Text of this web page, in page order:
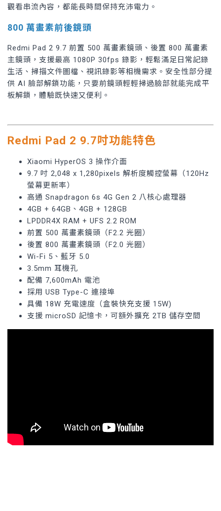
觀看串流內容，都能長時間保持充沛電力。
800 萬畫素前後鏡頭
Redmi Pad 2 9.7 前置 500 萬畫素鏡頭、後置 800 萬畫素
主鏡頭，支援最高 1080P 30fps 錄影，輕鬆滿足日常記錄
生活、掃描文件圖檔、視訊錄影等相機需求。安全性部分提
供 AI 臉部解鎖功能，只要前鏡頭輕輕掃過臉部就能完成平
板解鎖，體驗既快速又便利。
Redmi Pad 2 9.7吋功能特色
Xiaomi HyperOS 3 操作介面
9.7 吋 2,048 x 1,280pixels 解析度觸控螢幕（120Hz
螢幕更新率）
高通 Snapdragon 6s 4G Gen 2 八核心處理器
4GB + 64GB、4GB + 128GB
LPDDR4X RAM + UFS 2.2 ROM
前置 500 萬畫素鏡頭（F2.2 光圈）
後置 800 萬畫素鏡頭（F2.0 光圈）
Wi-Fi 5、藍牙 5.0
3.5mm 耳機孔
配備 7,600mAh 電池
採用 USB Type-C 連接埠
具備 18W 充電速度（盒裝快充支援 15W)
支援 microSD 記憶卡，可額外擴充 2TB 儲存空間